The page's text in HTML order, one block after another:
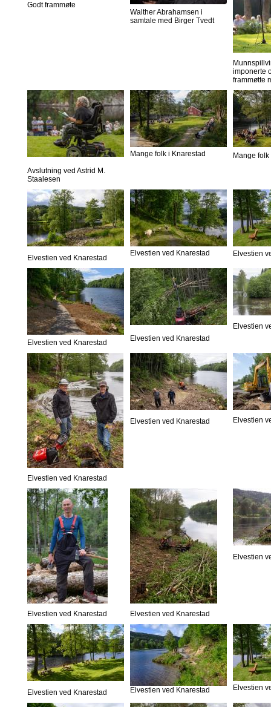
Godt frammøte
Walther Abrahamsen i
samtale med Birger Tvedt
imponerte
frammøtte
Avslutning ved Astrid M.
Staalesen
Mange folk i Knarestad Mange
Elvestien ved Knarestad
Elvestien ved Knarestad Elvestien
Elvestien ved Knarestad Elvestien ved Knarestad
Elvestien
Elvestien ved Knarestad
Elvestien ved Knarestad Elvestien
Elvestien ved Knarestad Elvestien ved Knarestad
Elvestien
Elvestien ved Knarestad Elvestien ved Knarestad Elvestien